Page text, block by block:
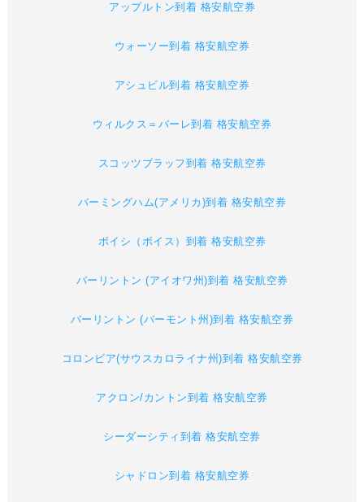
アップルトン到着 格安航空券
ウォーソー到着 格安航空券
アシュビル到着 格安航空券
ウィルクス＝バーレ到着 格安航空券
スコッツブラッフ到着 格安航空券
バーミングハム(アメリカ)到着 格安航空券
ボイシ（ボイス）到着 格安航空券
バーリントン (アイオワ州)到着 格安航空券
バーリントン (バーモント州)到着 格安航空券
コロンビア(サウスカロライナ州)到着 格安航空券
アクロン/カントン到着 格安航空券
シーダーシティ到着 格安航空券
シャドロン到着 格安航空券